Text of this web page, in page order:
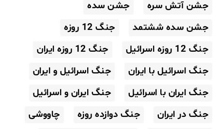
جشن آتش سره
جشن سده
جشن سده ششتمد
جنگ 12 روزه
جنگ 12 روزه اسرائیل
جنگ 12 روزه ایران
جنگ اسرائیل با ایران
جنگ اسرائیل و ایران
جنگ ایران با اسرائیل
جنگ ایران و اسرائیل
جنگ در ایران
جنگ دوازده روزه
چاووشی